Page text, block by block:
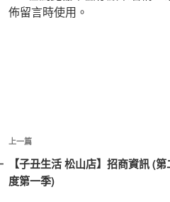
佈留言時使用。
文
章
導
上
一
篇
上一篇
【子丑生活 松山店】招商資訊 (
度第一季)